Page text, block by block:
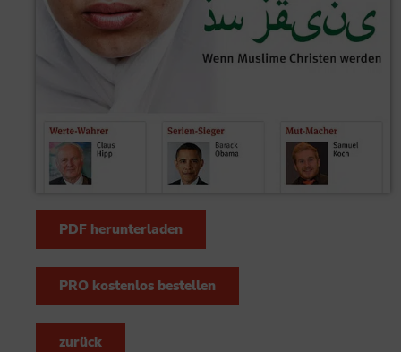
PDF herunterladen
PRO kostenlos bestellen
zurück